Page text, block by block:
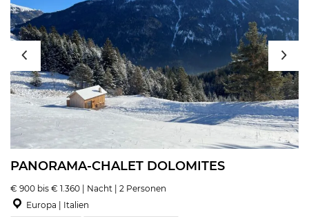
PANORAMA-CHALET DOLOMITES
€ 900 bis € 1.360 | Nacht | 2 Personen
Europa | Italien